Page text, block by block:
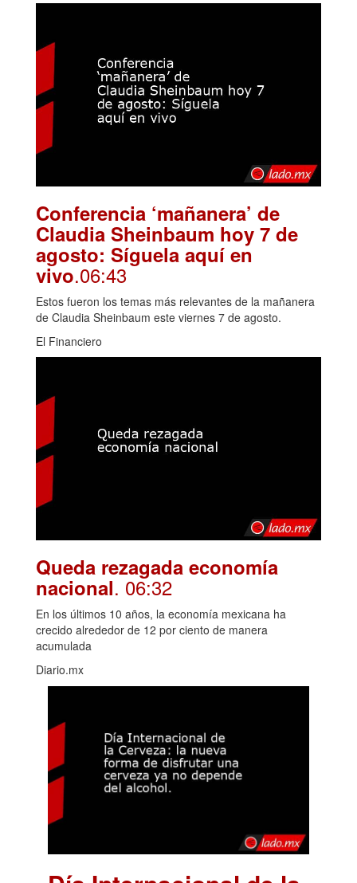
Conferencia ‘mañanera’ de
Claudia Sheinbaum hoy 7 de
agosto: Síguela aquí en
vivo.06:43
Estos fueron los temas más relevantes de la mañanera
de Claudia Sheinbaum este viernes 7 de agosto.
El Financiero
Queda rezagada economía
nacional. 06:32
En los últimos 10 años, la economía mexicana ha
crecido alrededor de 12 por ciento de manera
acumulada
Diario.mx